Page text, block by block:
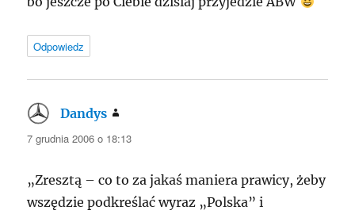
Odpowiedz
Dandys
7 grudnia 2006 o 18:13
„Zresztą – co to za jakaś maniera prawicy, żeby
wszędzie podkreślać wyraz „Polska” i